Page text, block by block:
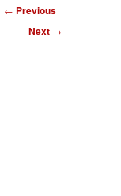
Post
navigation
← Previous
Next →